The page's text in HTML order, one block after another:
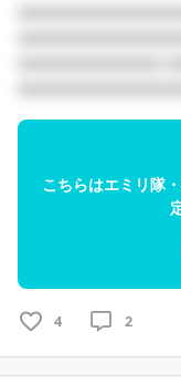
こちらはエミリ隊
4 2